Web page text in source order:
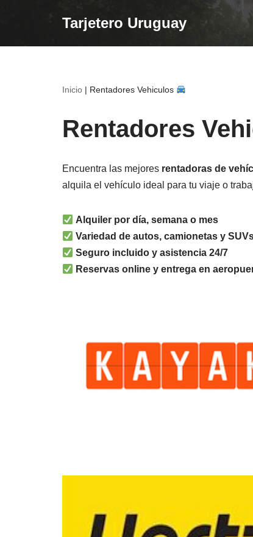
Tarjetero Uruguay
Inicio | Rentadores Vehiculos
Rentadores
Encuentra las mejores rentadoras de
alquila el vehículo ideal para tu viaje o
Alquiler por día, semana o mes
Variedad de autos, camionetas y
Seguro incluido y asistencia 24/7
Reservas online y entrega en